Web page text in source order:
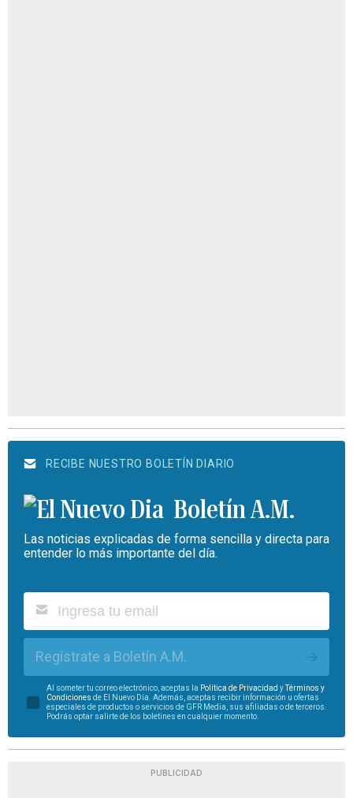
RECIBE NUESTRO BOLETÍN DIARIO
Boletín A.M.
Las noticias explicadas de forma sencilla y directa para
entender lo más importante del día.
Regístrate a Boletín A.M.
Al someter tu correo electrónico, aceptas la Política de Privacidad yTérminos y
Condiciones de El Nuevo Día. Además, aceptas recibir información u ofertas
especiales de productos o servicios de GFR Media, sus afiliadas o de terceros.
Podrás optar salirte de los boletines en cualquier momento.
PUBLICIDAD